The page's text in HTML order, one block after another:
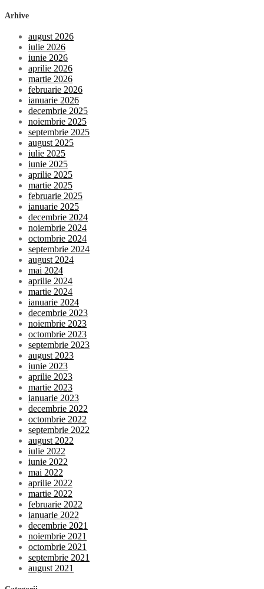
Arhive
august 2026
iulie 2026
iunie 2026
aprilie 2026
martie 2026
februarie 2026
ianuarie 2026
decembrie 2025
noiembrie 2025
septembrie 2025
august 2025
iulie 2025
iunie 2025
aprilie 2025
martie 2025
februarie 2025
ianuarie 2025
decembrie 2024
noiembrie 2024
octombrie 2024
septembrie 2024
august 2024
mai 2024
aprilie 2024
martie 2024
ianuarie 2024
decembrie 2023
noiembrie 2023
octombrie 2023
septembrie 2023
august 2023
iunie 2023
aprilie 2023
martie 2023
ianuarie 2023
decembrie 2022
octombrie 2022
septembrie 2022
august 2022
iulie 2022
iunie 2022
mai 2022
aprilie 2022
martie 2022
februarie 2022
ianuarie 2022
decembrie 2021
noiembrie 2021
octombrie 2021
septembrie 2021
august 2021